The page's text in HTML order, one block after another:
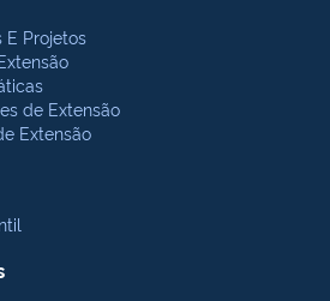
E Projetos
de Extensão
Extensão